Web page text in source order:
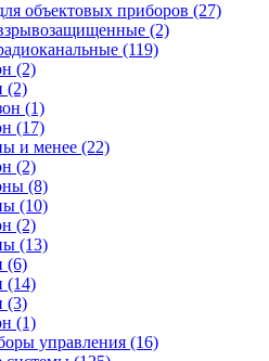
объектовых приборов (27)
(2)
(119)
(2)
(2)
(1)
(17)
и менее (22)
(2)
(8)
(10)
(2)
(13)
(6)
(14)
(3)
(1)
управления (16)